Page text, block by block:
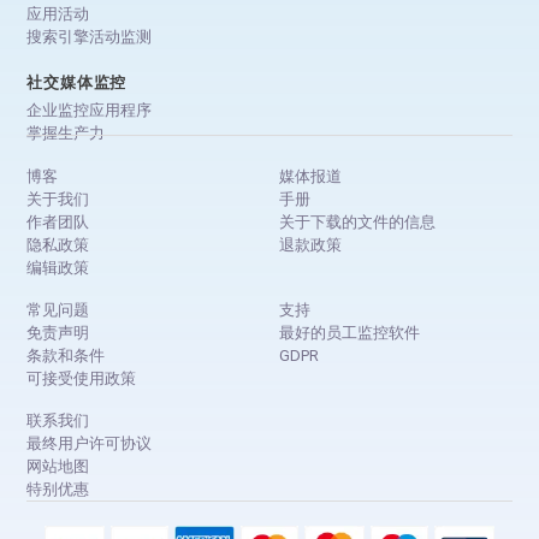
应用活动
搜索引擎活动监测
社交媒体监控
企业监控应用程序
掌握生产力
博客
关于我们
作者团队
隐私政策
编辑政策
媒体报道
手册
关于下载的文件的信息
退款政策
常见问题
免责声明
条款和条件
可接受使用政策
支持
最好的员工监控软件
GDPR
联系我们
最终用户许可协议
网站地图
特别优惠